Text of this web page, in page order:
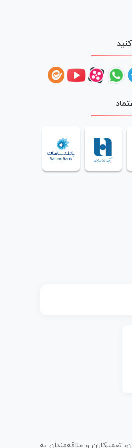
تعمیرکاران و علاقه‌مندان به